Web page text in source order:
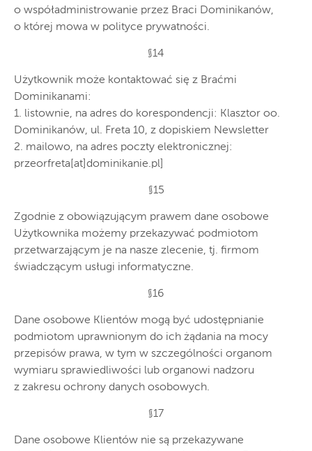
o współadministrowanie przez Braci Dominikanów,
o której mowa w polityce prywatności.
§14
Użytkownik może kontaktować się z Braćmi
Dominikanami:
1. listownie, na adres do korespondencji: Klasztor oo.
Dominikanów, ul. Freta 10, z dopiskiem Newsletter
2. mailowo, na adres poczty elektronicznej:
przeorfreta[at]dominikanie.pl]
§15
Zgodnie z obowiązującym prawem dane osobowe
Użytkownika możemy przekazywać podmiotom
przetwarzającym je na nasze zlecenie, tj. firmom
świadczącym usługi informatyczne.
§16
Dane osobowe Klientów mogą być udostępnianie
podmiotom uprawnionym do ich żądania na mocy
przepisów prawa, w tym w szczególności organom
wymiaru sprawiedliwości lub organowi nadzoru
z zakresu ochrony danych osobowych.
§17
Dane osobowe Klientów nie są przekazywane